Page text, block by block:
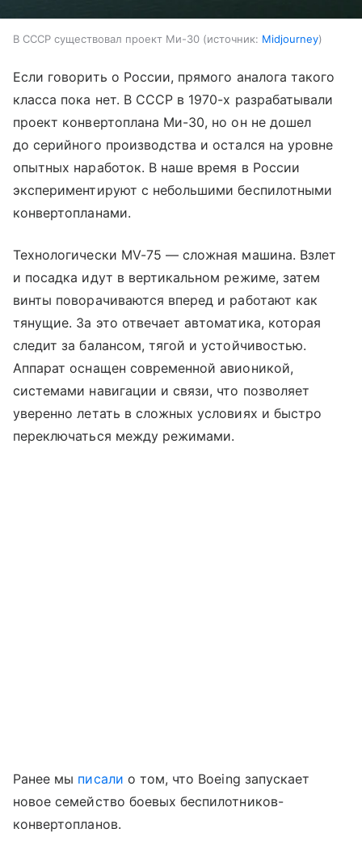
В СССР существовал проект Ми-30 источник: Midjourney
Если говорить о России, прямого аналога такого
класса пока нет. В СССР в 1970-х разрабатывали
проект конвертоплана Ми-30, но он не дошел
до серийного производства и остался на уровне
опытных наработок. В наше время в России
экспериментируют с небольшими беспилотными
конвертопланами.
Технологически MV-75 — сложная машина. Взлет
и посадка идут в вертикальном режиме, затем
винты поворачиваются вперед и работают как
тянущие. За это отвечает автоматика, которая
следит за балансом, тягой и устойчивостью.
Аппарат оснащен современной авионикой,
системами навигации и связи, что позволяет
уверенно летать в сложных условиях и быстро
переключаться между режимами.
Ранее мы писали о том, что Boeing запускает
новое семейство боевых беспилотников-
конвертопланов.